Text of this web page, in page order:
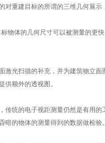
重建目标的所谓的三维几何展示
标物体的几何尺寸可以被测量的更
激光扫描的补充，并为建筑物立
供额外的透视图。
传统的电子视距测量仍然是有用
暗的物体的测量得到的数据做检验。